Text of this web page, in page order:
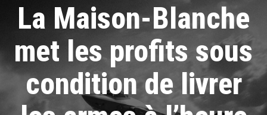
La Maison-Blanche
met les profits sous
condition de livrer